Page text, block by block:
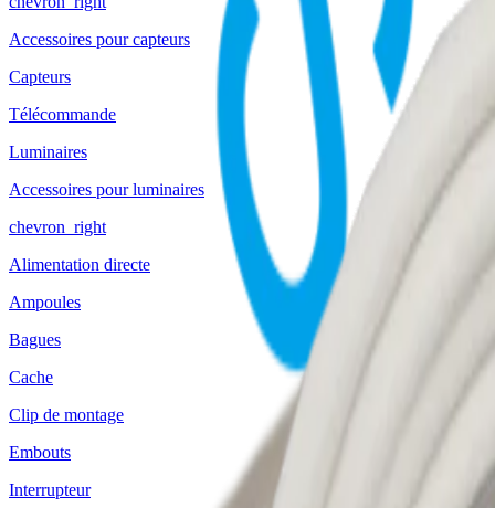
Accessoires pour capteurs
Capteurs
Télécommande
Luminaires
Accessoires pour luminaires
chevron_right
Alimentation directe
Ampoules
Bagues
Cache
Clip de montage
Embouts
Interrupteur